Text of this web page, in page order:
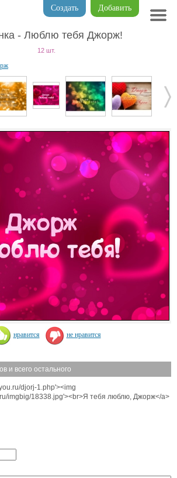
Добавить
Создать
- Люблю тебя Джорж!
12 шт.
нравится не нравится
и всего остального
djorj-1.php'><img
imgbig/18338.jpg'><br>Я тебя люблю, Джорж</a>